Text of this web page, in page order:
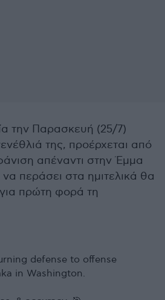
την Παρασκευή (25/7)
της, προέρχεται από
απέναντι στην Έμμα
περάσει στα ημιτελικά θα
πρώτη φορά τη
defense to offense
in Washington.